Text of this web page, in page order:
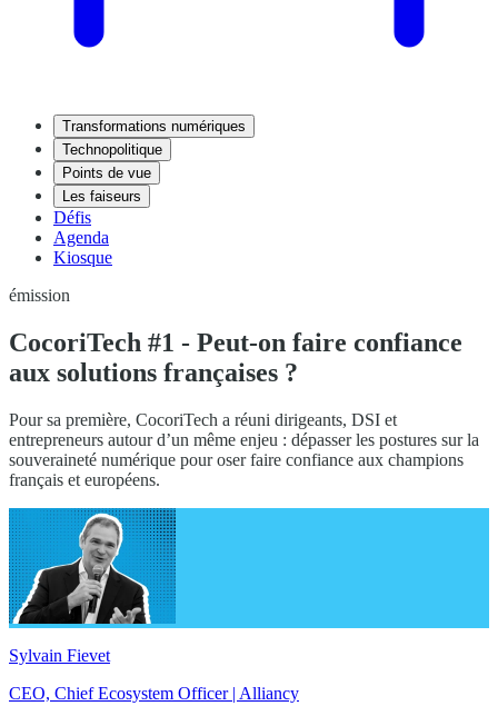
Transformations numériques
Technopolitique
Points de vue
Les faiseurs
Défis
Agenda
Kiosque
émission
CocoriTech #1 - Peut-on faire confiance
aux solutions françaises ?
Pour sa première, CocoriTech a réuni dirigeants, DSI et
entrepreneurs autour d’un même enjeu : dépasser les postures sur la
souveraineté numérique pour oser faire confiance aux champions
français et européens.
Sylvain Fievet
CEO, Chief Ecosystem Officer | Alliancy